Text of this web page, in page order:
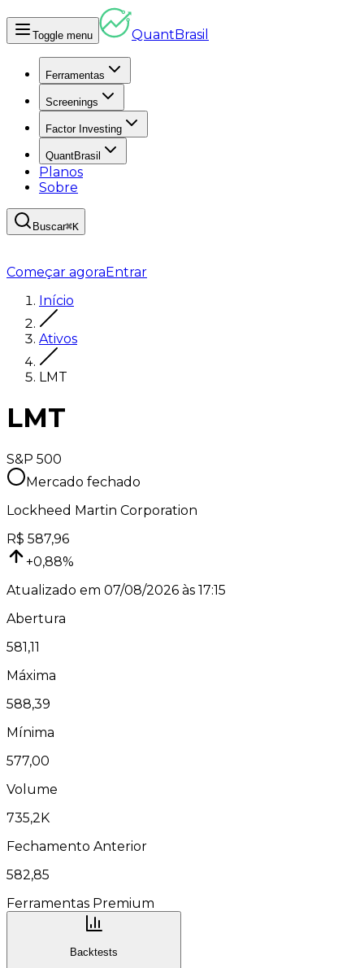
Toggle menu QuantBrasil
Ferramentas
Screenings
Factor Investing
QuantBrasil
Planos
Sobre
Buscar⌘K
Começar agoraEntrar
Início
Ativos
LMT
LMT
S&P 500
Mercado fechado
Lockheed Martin Corporation
R$ 587,96
+0,88%
Atualizado em 07/08/2026 às 17:15
Abertura
581,11
Máxima
588,39
Mínima
577,00
Volume
735,2K
Fechamento Anterior
582,85
Ferramentas Premium
Backtests